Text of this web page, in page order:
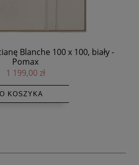
Blanche 100 x 100, biały -
Pomax
1 199,00 zł
KOSZYKA